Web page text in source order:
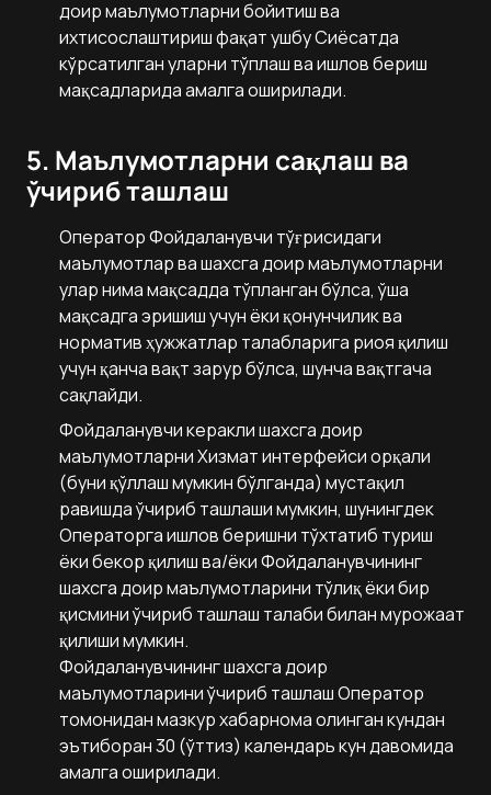
доир маълумотларни бойитиш ва
ихтисослаштириш фақат ушбу Сиёсатда
кўрсатилган уларни тўплаш ва ишлов бериш
мақсадларида амалга оширилади.
5. Маълумотларни сақлаш ва
ўчириб ташлаш
Оператор Фойдаланувчи тўғрисидаги
маълумотлар ва шахсга доир маълумотларни
улар нима мақсадда тўпланган бўлса, ўша
мақсадга эришиш учун ёки қонунчилик ва
норматив ҳужжатлар талабларига риоя қилиш
учун қанча вақт зарур бўлса, шунча вақтгача
сақлайди.
Фойдаланувчи керакли шахсга доир
маълумотларни Хизмат интерфейси орқали
(буни қўллаш мумкин бўлганда) мустақил
равишда ўчириб ташлаши мумкин, шунингдек
Операторга ишлов беришни тўхтатиб туриш
ёки бекор қилиш ва/ёки Фойдаланувчининг
шахсга доир маълумотларини тўлиқ ёки бир
қисмини ўчириб ташлаш талаби билан мурожаат
қилиши мумкин.
Фойдаланувчининг шахсга доир
маълумотларини ўчириб ташлаш Оператор
томонидан мазкур хабарнома олинган кундан
эътиборан 30 (ўттиз) календарь кун давомида
амалга оширилади.